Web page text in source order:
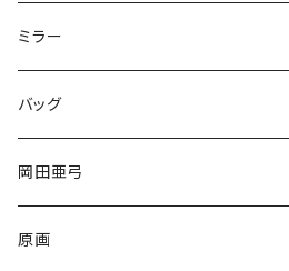
ミラー
バッグ
岡田亜弓
原画